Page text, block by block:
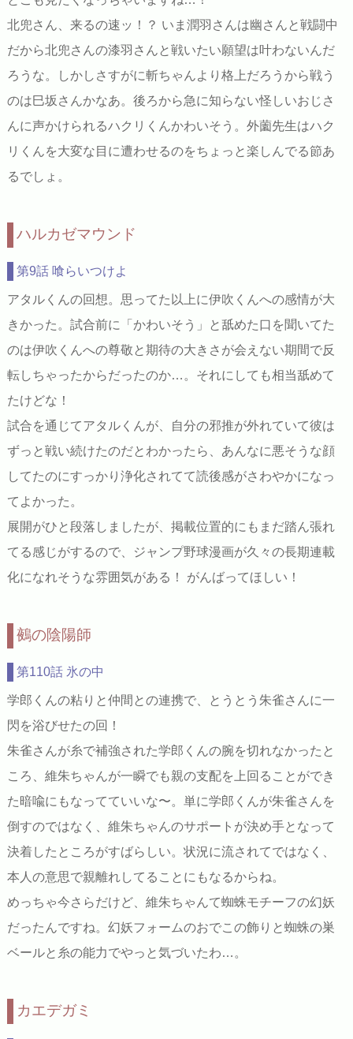
北兜さん、来るの速ッ！？ いま潤羽さんは幽さんと戦闘中
だから北兜さんの漆羽さんと戦いたい願望は叶わないんだ
ろうな。しかしさすがに斬ちゃんより格上だろうから戦う
のは巳坂さんかなあ。後ろから急に知らない怪しいおじさ
んに声かけられるハクリくんかわいそう。外薗先生はハク
リくんを大変な目に遭わせるのをちょっと楽しんでる節あ
るでしょ。
ハルカゼマウンド
第9話 喰らいつけよ
アタルくんの回想。思ってた以上に伊吹くんへの感情が大
きかった。試合前に「かわいそう」と舐めた口を聞いてた
のは伊吹くんへの尊敬と期待の大きさが会えない期間で反
転しちゃったからだったのか…。それにしても相当舐めて
たけどな！
試合を通じてアタルくんが、自分の邪推が外れていて彼は
ずっと戦い続けたのだとわかったら、あんなに悪そうな顔
してたのにすっかり浄化されてて読後感がさわやかになっ
てよかった。
展開がひと段落しましたが、掲載位置的にもまだ踏ん張れ
てる感じがするので、ジャンプ野球漫画が久々の長期連載
化になれそうな雰囲気がある！ がんばってほしい！
鵺の陰陽師
第110話 氷の中
学郎くんの粘りと仲間との連携で、とうとう朱雀さんに一
閃を浴びせたの回！
朱雀さんが糸で補強された学郎くんの腕を切れなかったと
ころ、維朱ちゃんが一瞬でも親の支配を上回ることができ
た暗喩にもなってていいな〜。単に学郎くんが朱雀さんを
倒すのではなく、維朱ちゃんのサポートが決め手となって
決着したところがすばらしい。状況に流されてではなく、
本人の意思で親離れしてることにもなるからね。
めっちゃ今さらだけど、維朱ちゃんて蜘蛛モチーフの幻妖
だったんですね。幻妖フォームのおでこの飾りと蜘蛛の巣
ベールと糸の能力でやっと気づいたわ…。
カエデガミ